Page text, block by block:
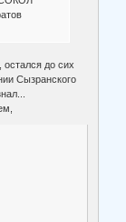
остался до сих
Сызранского